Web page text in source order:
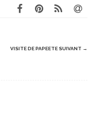
VISITE DE PAPEETE SUIVANT →